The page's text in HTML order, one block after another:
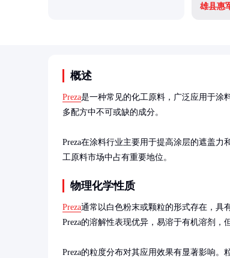
雄县惠
概述
Preza是一种常见的化工原料，广泛应用于涂
多配方中不可或缺的成分。
Preza在涂料行业主要用于提高涂层的遮盖
工原料市场中占有重要地位。
物理化学性质
Preza通常以白色粉末或颗粒的形式存在，具
Preza的溶解性表现优异，易溶于有机溶剂，
Preza的粒度分布对其应用效果有显著影响